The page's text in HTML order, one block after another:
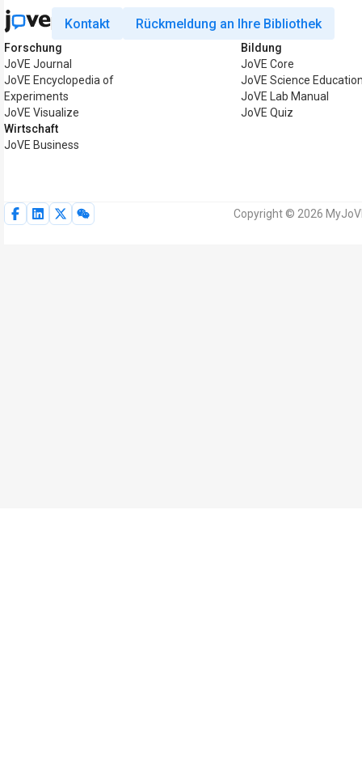
Kontakt Rückmeldung an Ihre Bibliothek
Forschung
JoVE Journal
JoVE Encyclopedia of
Experiments
JoVE Visualize
Wirtschaft
JoVE Business
Bildung
JoVE Core
JoVE Science
JoVE Lab Manual
JoVE Quiz
Copyright © 2026